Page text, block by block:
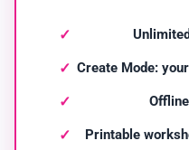
Create Mode:
Printable